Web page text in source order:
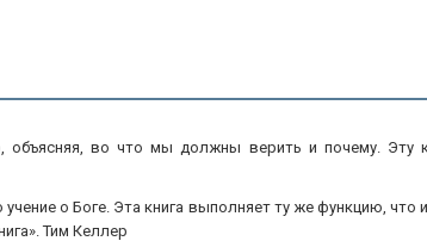
объясняя, во что мы должны верить и почему. Эту
о Боге. Эта книга выполняет ту же функцию, что
Тим Келлер